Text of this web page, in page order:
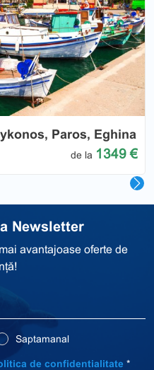
Paros, Eghina
de la 1349 €
Newsletter
avantajoase oferte de
Saptamanal
de confidentialitate *